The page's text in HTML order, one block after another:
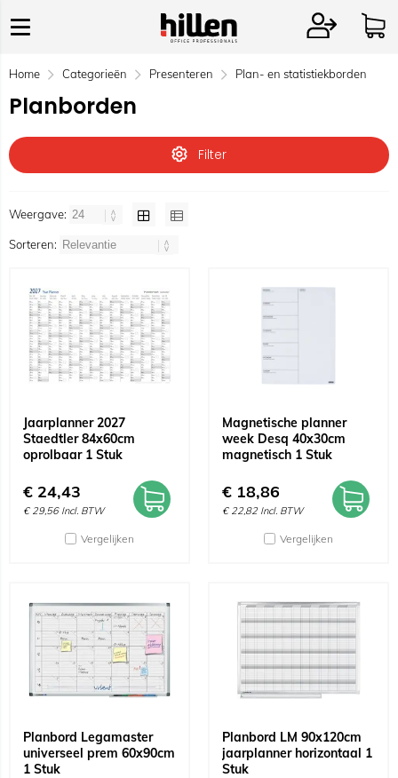
Home Categorieën Presenteren Plan- en statistiekborden
Planborden
Filter
Weergave:
Sorteren:
Jaarplanner 2027
Staedtler 84x60cm
oprolbaar 1 Stuk
€ 24,43
€ 29,56 Incl. BTW
Vergelijken
Magnetische planner
week Desq 40x30cm
magnetisch 1 Stuk
€ 18,86
€ 22,82 Incl. BTW
Vergelijken
Planbord Legamaster
universeel prem 60x90cm
1 Stuk
Planbord LM 90x120cm
jaarplanner horizontaal 1
Stuk